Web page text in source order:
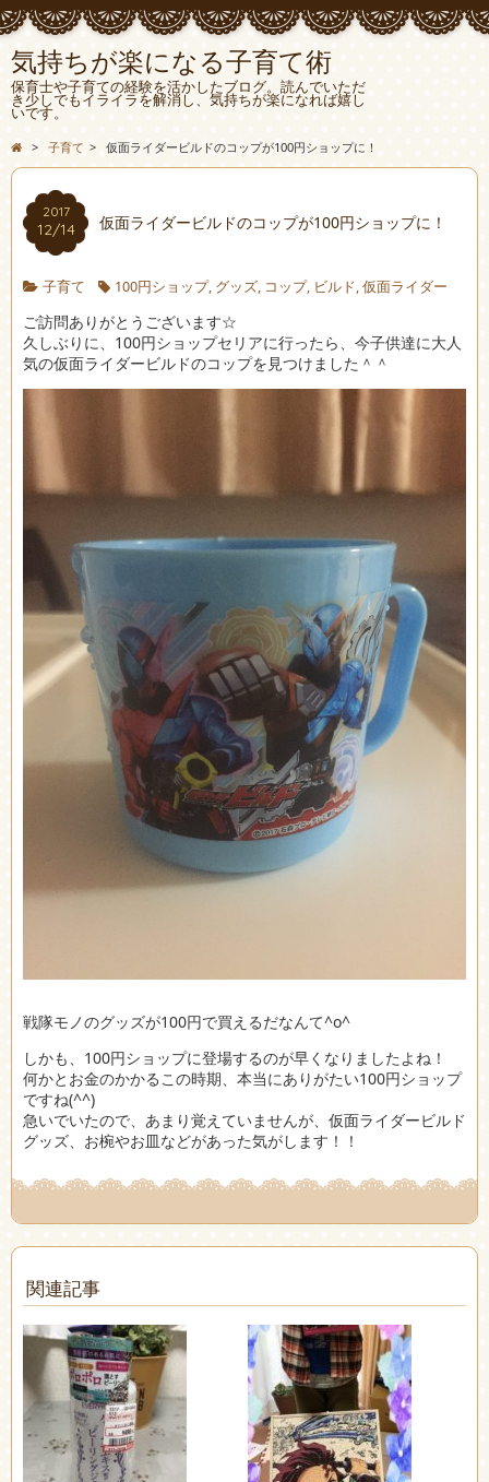
気持ちが楽になる子育て術
保育士や子育ての経験を活かしたブログ。読んでいただ
き少しでもイライラを解消し、気持ちが楽になれば嬉し
いです。
> 子育て > 仮面ライダービルドのコップが100円ショップに！
2017
12/14 仮面ライダービルドのコップが100円ショップに！
子育て 100円ショップ, グッズ, コップ, ビルド,仮面ライダー
ご訪問ありがとうございます☆
久しぶりに、100円ショップセリアに行ったら、今子供達に大人
気の仮面ライダービルドのコップを見つけました＾＾
戦隊モノのグッズが100円で買えるだなんて^o^
しかも、100円ショップに登場するのが早くなりましたよね！
何かとお金のかかるこの時期、本当にありがたい100円ショップ
ですね(^^)
急いでいたので、あまり覚えていませんが、仮面ライダービルド
グッズ、お椀やお皿などがあった気がします！！
関連記事